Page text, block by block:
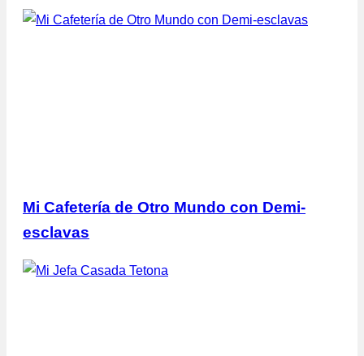
Mi Cafetería de Otro Mundo con Demi-
esclavas